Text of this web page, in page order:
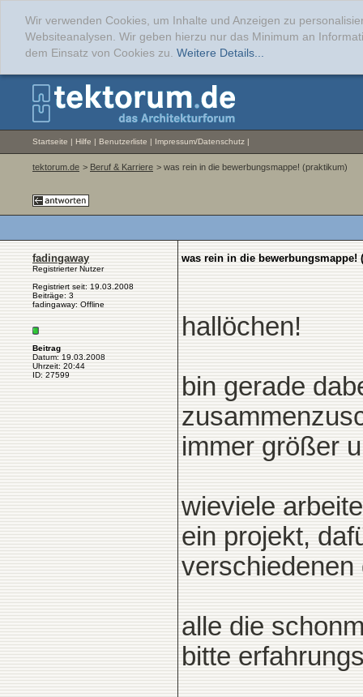
Wir verwenden Cookies, um Inhalte und Anzeigen zu
Websiteanalysen. Wir geben hierzu nur das Minimum an
dem Einsatz von Cookies zu. Weitere Details...
Startseite | Hilfe | Benutzerliste | Impressum/Datenschutz |
tektorum.de > Beruf & Karriere > was rein in die bewerbungsmappe! (praktikum)
fadingaway
Registrierter Nutzer
Registriert seit: 19.03.2008
Beiträge: 3
fadingaway: Offline
Beitrag
Datum: 19.03.2008
Uhrzeit: 20:44
ID: 27599
was rein in die bewerbungsmappe!
hallöchen!
bin gerade
immer größer
wieviele
ein projekt,
verschiedenen
alle die
bitte